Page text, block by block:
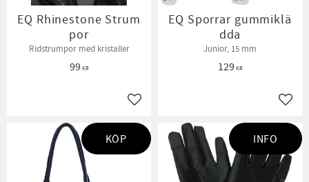
EQ Rhinestone Strum
por
Ridstrumpor med kristaller
99KR
Lägg till i favoriter
EQ Sporrar gummiklä
dda
Junior, 15 mm
129KR
KÖP INFO